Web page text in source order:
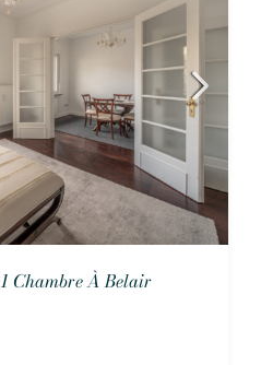
Chambre À Belair